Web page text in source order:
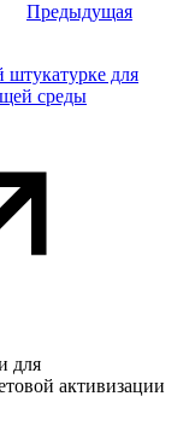
Предыдущая
штукатурке для
среды
для
активизации